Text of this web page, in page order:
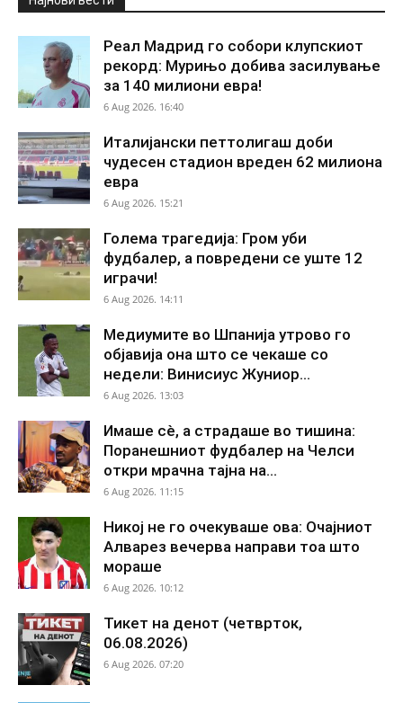
Реал Мадрид го собори клупскиот
рекорд: Мурињо добива засилување
за 140 милиони евра!
6 Aug 2026. 16:40
Италијански петтолигаш доби
чудесен стадион вреден 62 милиона
евра
6 Aug 2026. 15:21
Голема трагедија: Гром уби
фудбалер, а повредени се уште 12
играчи!
6 Aug 2026. 14:11
Медиумите во Шпанија утрово го
објавија она што се чекаше со
недели: Винисиус Жуниор...
6 Aug 2026. 13:03
Имаше сè, а страдаше во тишина:
Поранешниот фудбалер на Челси
откри мрачна тајна на...
6 Aug 2026. 11:15
Никој не го очекуваше ова: Очајниот
Алварез вечерва направи тоа што
мораше
6 Aug 2026. 10:12
Тикет на денот (четврток,
06.08.2026)
6 Aug 2026. 07:20